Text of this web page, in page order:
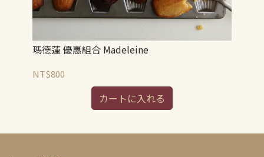
瑪德蓮 優惠組合 Madeleine
NT$800
カートに入れる